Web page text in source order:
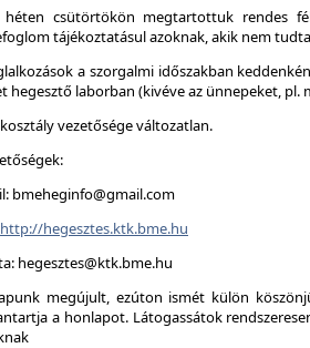
csütörtökön megtartottuk rendes
tájékoztatásul azoknak, akik nem
a szorgalmi időszakban
hegesztő laborban (kivéve az ünnepeket, pl.
vezetősége változatlan.
bmeheginfo@gmail.com
http://hegesztes.ktk.bme.hu
hegesztes@ktk.bme.hu
megújult, ezúton ismét külön
a honlapot. Látogassátok